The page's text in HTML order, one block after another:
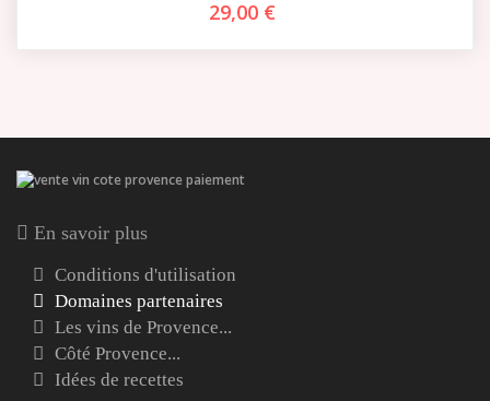
29,00 €
En savoir plus
Conditions d'utilisation
Domaines partenaires
Les vins de Provence...
Côté Provence...
Idées de recettes